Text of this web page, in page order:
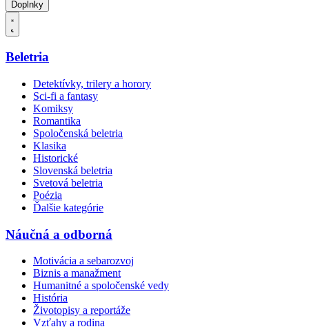
Doplnky
Beletria
Detektívky, trilery a horory
Sci-fi a fantasy
Komiksy
Romantika
Spoločenská beletria
Klasika
Historické
Slovenská beletria
Svetová beletria
Poézia
Ďalšie kategórie
Náučná a odborná
Motivácia a sebarozvoj
Biznis a manažment
Humanitné a spoločenské vedy
História
Životopisy a reportáže
Vzťahy a rodina